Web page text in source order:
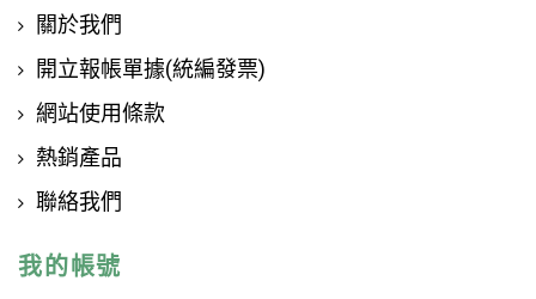
關於我們
開立報帳單據(統編發票)
網站使用條款
熱銷產品
聯絡我們
我的帳號